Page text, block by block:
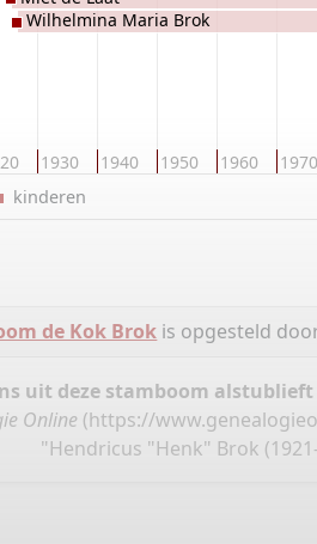
1930 1940 1950 1960 1970
Wilhelmina Maria Brok
kinderen
de Kok Brok is opgesteld
uit deze stamboom
Online (https://
"Hendricus "Henk" Brok